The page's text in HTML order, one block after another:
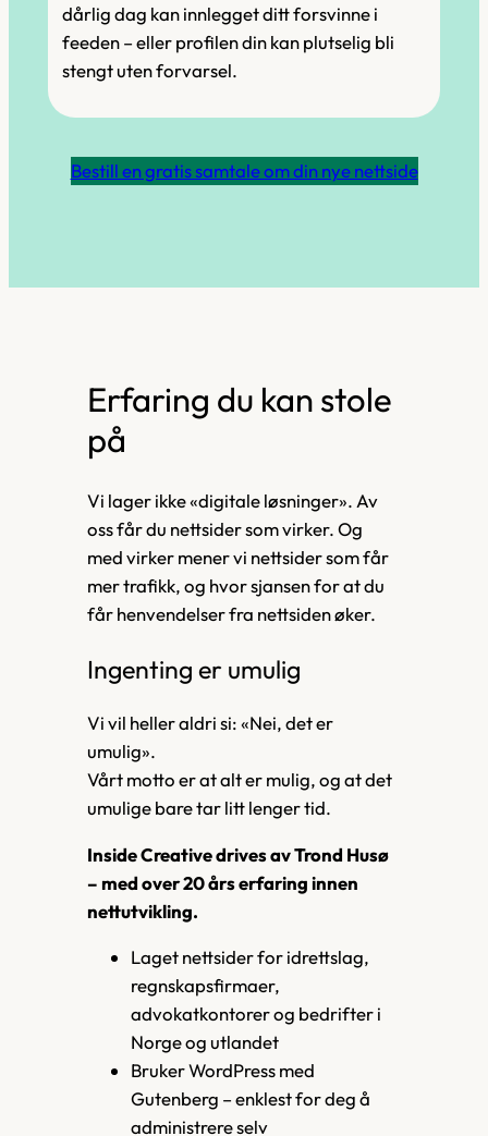
dårlig dag kan innlegget ditt forsvinne i
feeden – eller profilen din kan plutselig bli
stengt uten forvarsel.
Bestill en gratis samtale om din nye nettside
Erfaring du kan stole
på
Vi lager ikke «digitale løsninger». Av
oss får du nettsider som virker. Og
med virker mener vi nettsider som får
mer trafikk, og hvor sjansen for at du
får henvendelser fra nettsiden øker.
Ingenting er umulig
Vi vil heller aldri si: «Nei, det er
umulig».
Vårt motto er at alt er mulig, og at det
umulige bare tar litt lenger tid.
Inside Creative drives av Trond Husø
– med over 20 års erfaring innen
nettutvikling.
Laget nettsider for idrettslag,
regnskapsfirmaer,
advokatkontorer og bedrifter i
Norge og utlandet
Bruker WordPress med
Gutenberg – enklest for deg å
administrere selv